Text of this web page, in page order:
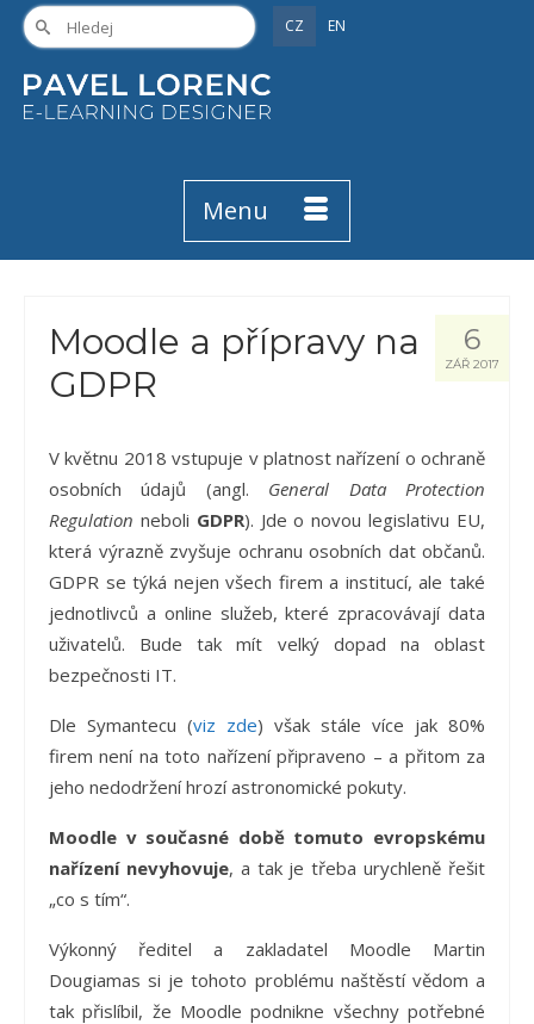
CZ EN
Menu
6
ZÁŘ 2017
Moodle a přípravy na
GDPR
V květnu 2018 vstupuje v platnost nařízení o ochraně
osobních údajů (angl. General Data Protection
Regulation neboli GDPR). Jde o novou legislativu EU,
která výrazně zvyšuje ochranu osobních dat občanů.
GDPR se týká nejen všech firem a institucí, ale také
jednotlivců a online služeb, které zpracovávají data
uživatelů. Bude tak mít velký dopad na oblast
bezpečnosti IT.
Dle Symantecu (viz zde) však stále více jak 80%
firem není na toto nařízení připraveno – a přitom za
jeho nedodržení hrozí astronomické pokuty.
Moodle v současné době tomuto evropskému
nařízení nevyhovuje, a tak je třeba urychleně řešit
„co s tím“.
Výkonný ředitel a zakladatel Moodle Martin
Dougiamas si je tohoto problému naštěstí vědom a
tak přislíbil, že Moodle podnikne všechny potřebné